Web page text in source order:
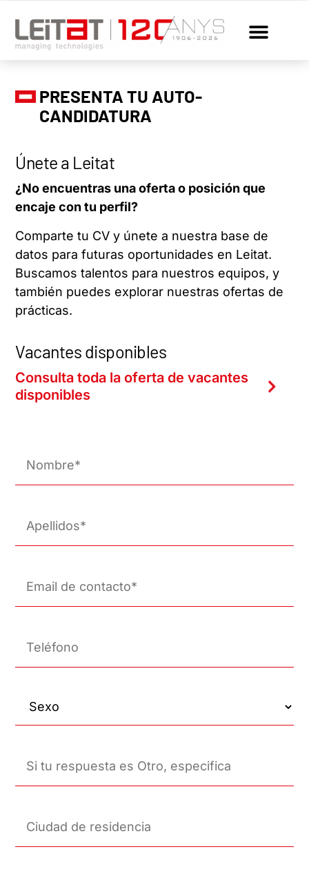
PRESENTA TU AUTO-
CANDIDATURA
Únete a Leitat
¿No encuentras una oferta o posición que
encaje con tu perfil?
Comparte tu CV y únete a nuestra base de
datos para futuras oportunidades en Leitat.
Buscamos talentos para nuestros equipos, y
también puedes explorar nuestras ofertas de
prácticas.
Vacantes disponibles
Consulta toda la oferta de vacantes
disponibles